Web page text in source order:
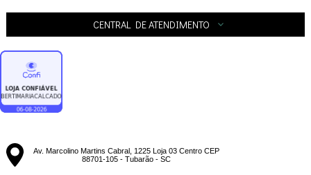
CENTRAL DE ATENDIMENTO
Av. Marcolino Martins Cabral, 1225 Loja 03 Centro CEP
88701-105 - Tubarão - SC